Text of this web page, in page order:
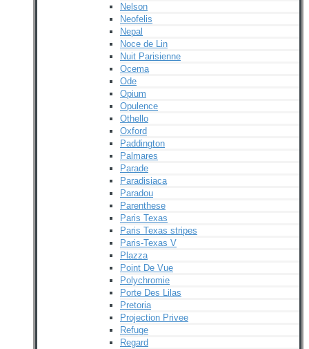
Nelson
Neofelis
Nepal
Noce de Lin
Nuit Parisienne
Ocema
Ode
Opium
Opulence
Othello
Oxford
Paddington
Palmares
Parade
Paradisiaca
Paradou
Parenthese
Paris Texas
Paris Texas stripes
Paris-Texas V
Plazza
Point De Vue
Polychromie
Porte Des Lilas
Pretoria
Projection Privee
Refuge
Regard